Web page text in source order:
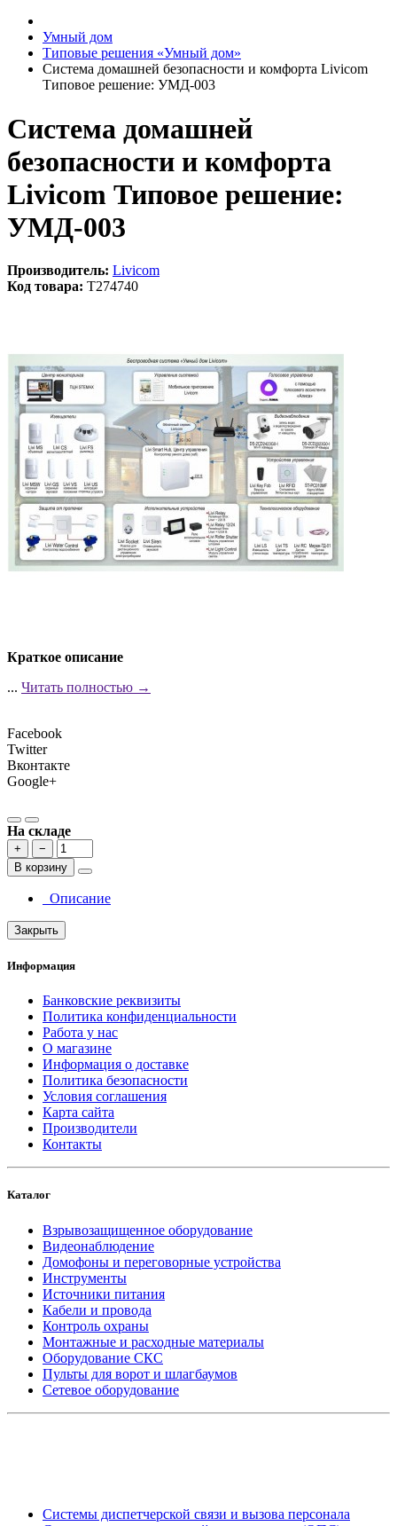
Умный дом
Типовые решения «Умный дом»
Система домашней безопасности и комфорта Livicom
Типовое решение: УМД-003
Система домашней
безопасности и комфорта
Livicom Типовое решение:
УМД-003
Производитель: Livicom
Код товара: T274740
Краткое описание
... Читать полностью →
Facebook
Twitter
Вконтакте
Google+
На складе
+
−
В корзину
Описание
Закрыть
Информация
Банковские реквизиты
Политика конфиденциальности
Работа у нас
О магазине
Информация о доставке
Политика безопасности
Условия соглашения
Карта сайта
Производители
Контакты
Каталог
Взрывозащищенное оборудование
Видеонаблюдение
Домофоны и переговорные устройства
Инструменты
Источники питания
Кабели и провода
Контроль охраны
Монтажные и расходные материалы
Оборудование СКС
Пульты для ворот и шлагбаумов
Сетевое оборудование
Системы диспетчерской связи и вызова персонала